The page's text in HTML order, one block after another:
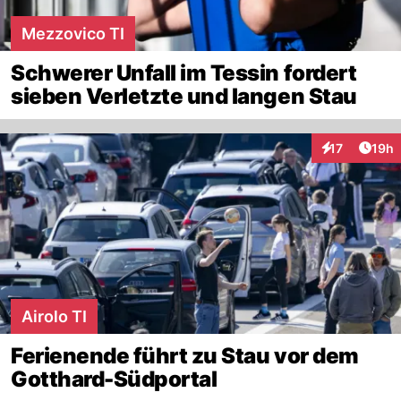
Mezzovico TI
Schwerer Unfall im Tessin fordert
sieben Verletzte und langen Stau
17
Interaktionen
19h
Airolo TI
Ferienende führt zu Stau vor dem
Gotthard-Südportal